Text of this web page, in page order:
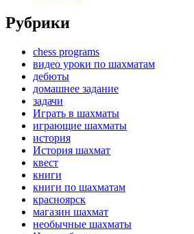
Рубрики
chess programs
видео уроки по шахматам
дебюты
домашнее задание
задачи
Играть в шахматы
играющие шахматы
история
История шахмат
квест
книги
книги по шахматам
красноярск
магазин шахмат
необычные шахматы